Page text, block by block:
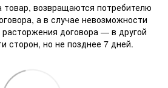
товар, возвращаются потребителю
а в случае невозможности
договора — в другой
сторон, но не позднее 7 дней.